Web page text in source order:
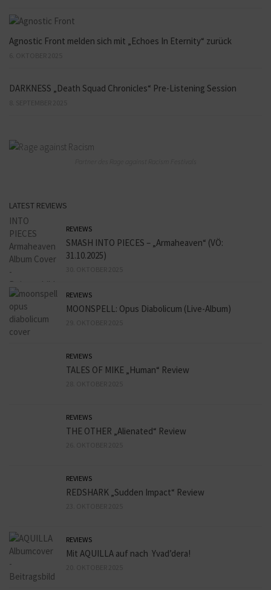
Agnostic Front melden sich mit „Echoes In Eternity“ zurück
DARKNESS „Death Squad Chronicles“ Pre-Listening Session
LATEST REVIEWS
REVIEWS
SMASH INTO PIECES – „Armaheaven“ (VÖ:
31.10.2025)
REVIEWS
MOONSPELL: Opus Diabolicum (Live-Album)
REVIEWS
TALES OF MIKE „Human“ Review
REVIEWS
THE OTHER „Alienated“ Review
REVIEWS
REDSHARK „Sudden Impact“ Review
REVIEWS
Mit AQUILLA auf nach Yvad’dera!